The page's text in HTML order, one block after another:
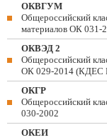
ОКВГУМ
Общероссийский
материалов ОК 031-
ОКВЭД 2
Общероссийский
ОК 029-2014 (КДЕС
ОКГР
Общероссийский
030-2002
ОКЕИ